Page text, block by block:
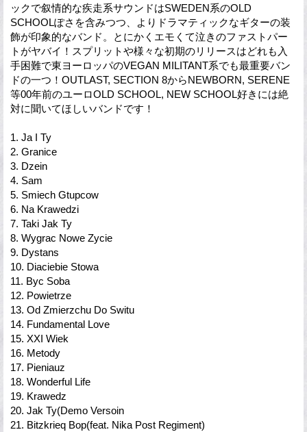
ックで叙情的な疾走系サウンドはSWEDEN系のOLD
SCHOOLぽさを含みつつ、よりドラマティックなギターの装
飾が印象的なバンド。とにかくエモくて泣きのファストパー
トがヤバイ！スプリットや様々な初期のリリースはどれも入
手困難で東ヨーロッパのVEGAN MILITANT系でも最重要バン
ドの一つ！OUTLAST, SECTION 8からNEWBORN, SERENE
等00年前のユーロOLD SCHOOL, NEW SCHOOL好きには絶
対に聞いてほしいバンドです！
1. Ja I Ty
2. Granice
3. Dzein
4. Sam
5. Smiech Gtupcow
6. Na Krawedzi
7. Taki Jak Ty
8. Wygrac Nowe Zycie
9. Dystans
10. Diaciebie Stowa
11. Byc Soba
12. Powietrze
13. Od Zmierzchu Do Switu
14. Fundamental Love
15. XXI Wiek
16. Metody
17. Pieniauz
18. Wonderful Life
19. Krawedz
20. Jak Ty(Demo Versoin
21. Bitzkrieq Bop(feat. Nika Post Regiment)